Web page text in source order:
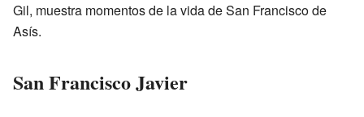
Gil, muestra momentos de la vida de San Francisco de
Asís.
San Francisco Javier